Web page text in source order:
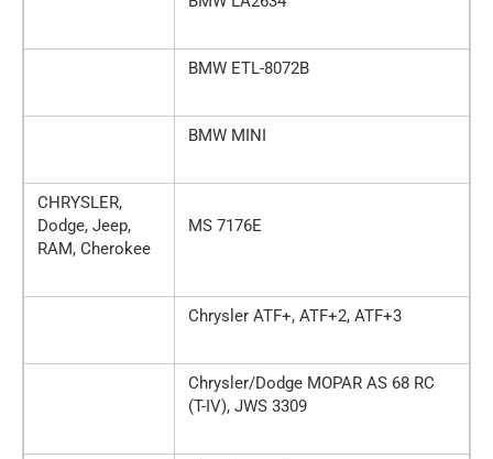
BMW ETL-8072B
BMW MINI
CHRYSLER,
Dodge, Jeep,
RAM, Cherokee
MS 7176E
Chrysler ATF+, ATF+2, ATF+3
Chrysler/Dodge MOPAR AS 68 RC
(T-IV), JWS 3309